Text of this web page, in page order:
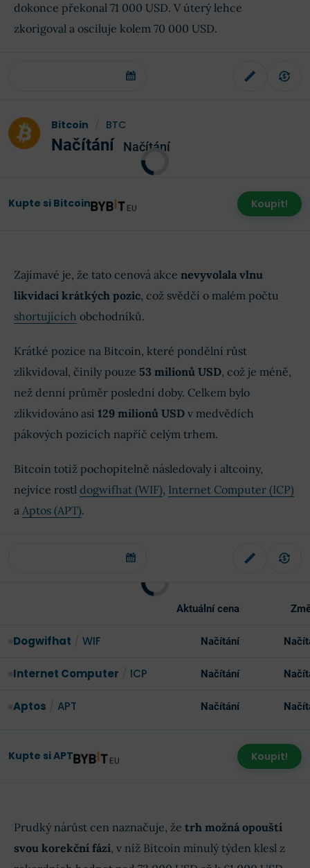
dokonce překonal 71 000 USD. V úterý lehce
zkorigoval a osciluje kolem 70 000 USD.
Bitcoin BTC
Načítání Načítání
Kupte si Bitcoin Koupit!
Zajímavé je, že tato cenová akce nevyvolala vlnu
likvidací krátkých pozic, což svědčí o malém počtu
shortujících obchodníků.
Krátké pozice na Bitcoin, které pondělní růst
zlikvidoval, činily pouze 53 milionů USD, což je méně,
než denní průměr poslední doby. Celkem bylo
zlikvidováno asi 129 milionů USD v medvědích
pákových pozicích napříč celým trhem.
Bitcoin totiž pochopitelně následovaly i altcoiny,
nejvíce rostl dogwifhat (WIF), Internet Computer (ICP)
a Aptos (APT).
Aktuální cena
Dogwifhat WIF Načítání
Internet Computer ICP Načítání
Aptos APT Načítání
Kupte si APT Koupit!
Prudký nárůst cen naznačuje, že trh možná opouští
svou korekční fázi, v níž Bitcoin minulý týden klesl z